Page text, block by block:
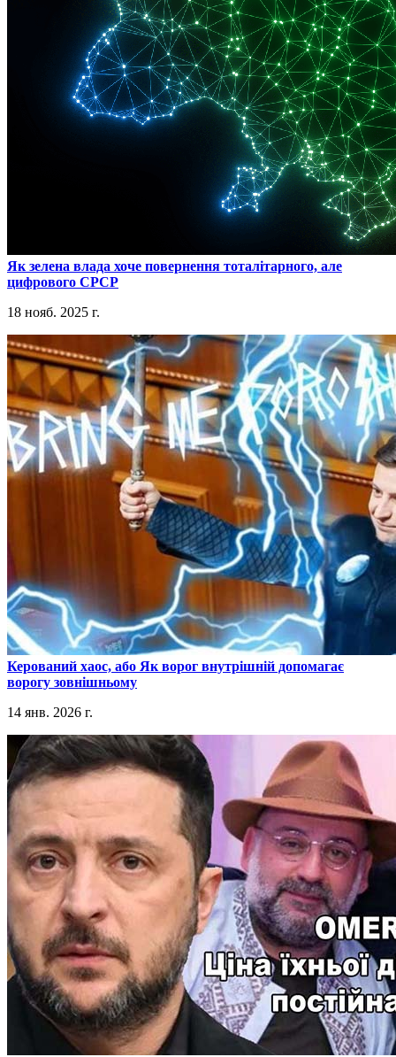
​Як зелена влада хоче повернення тоталітарного, але
цифрового СРСР
18 нояб. 2025 г.
​Керований хаос, або Як ворог внутрішній допомагає
ворогу зовнішньому
14 янв. 2026 г.